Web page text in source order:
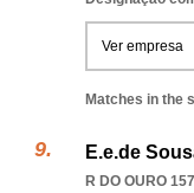
Ver empresa
Matches in the
E.e.de
R DO OURO